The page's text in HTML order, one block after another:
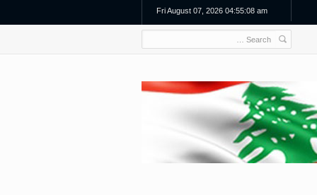
Fri August 07, 2026 04:55:08 am